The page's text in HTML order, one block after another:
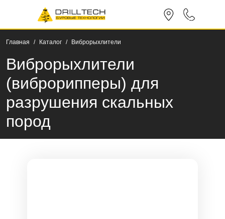
Главная Каталог Виброрыхлители
Виброрыхлители
(виброрипперы) для
разрушения скальных
пород